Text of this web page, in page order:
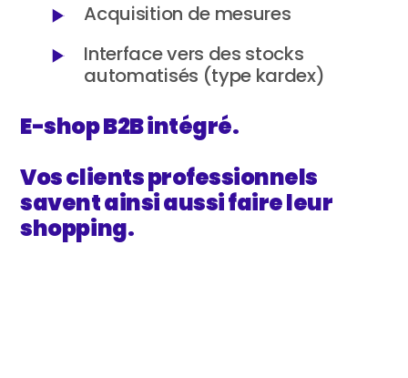
Acquisition de mesures
Interface vers des stocks
automatisés (type kardex)
E-shop B2B intégré.
Vos clients professionnels
savent ainsi aussi faire leur
shopping.